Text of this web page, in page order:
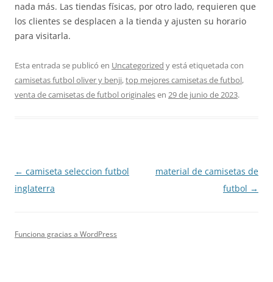
nada más. Las tiendas físicas, por otro lado, requieren que
los clientes se desplacen a la tienda y ajusten su horario
para visitarla.
Esta entrada se publicó en Uncategorized y está etiquetada con
camisetas futbol oliver y benji,top mejores camisetas de futbol,
venta de camisetas de futbol originalesen 29 de junio de 2023.
Navegación
de
← camiseta seleccion futbol
inglaterra
material de camisetas de
futbol →
Funciona gracias a WordPress